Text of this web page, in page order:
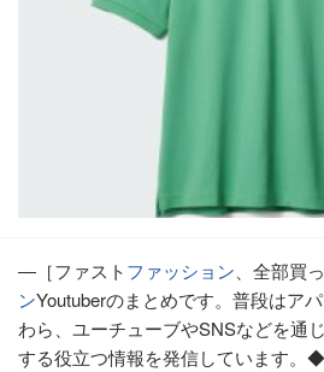
―［ファストファッション、全部買
ンYoutuberのまとめです。普段はア
わら、ユーチューブやSNSなどを通じ
する役立つ情報を発信しています。